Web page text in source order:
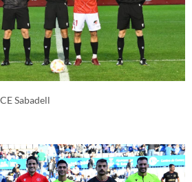
Sabadell